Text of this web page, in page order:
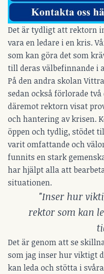
Det är tydligt att rektorn
vara en ledare i en kris.
som kan göra det som
till deras välbefinnande i
På den andra skolan
sedan också förlorade
däremot rektorn visat
och hantering av krisen.
öppen och tydlig, stödet
varit omfattande och
funnits en stark
har hjälpt alla att
situationen.
"Inser hur
rektor som kan
Det är genom att se
som jag inser hur viktigt
kan leda och stötta i